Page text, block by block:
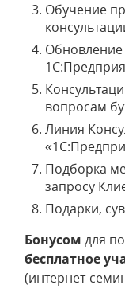
Обучение
Обновление
вопросам
Линия
Подборка
запросу
Подарки,
Бонусом для
бесплатное
(интернет-